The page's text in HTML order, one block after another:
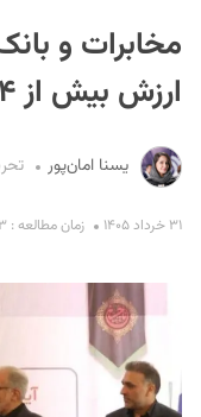
مخابرات و
ارزش بیش از ۴ همت امضا کردند
یسنا امان‌پور
۳۱ خرداد ۱۴۰۵ زمان مطالعه : ۳ دقیقه